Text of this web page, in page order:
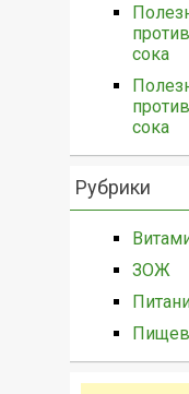
сока
сока
Рубрики
ЗОЖ